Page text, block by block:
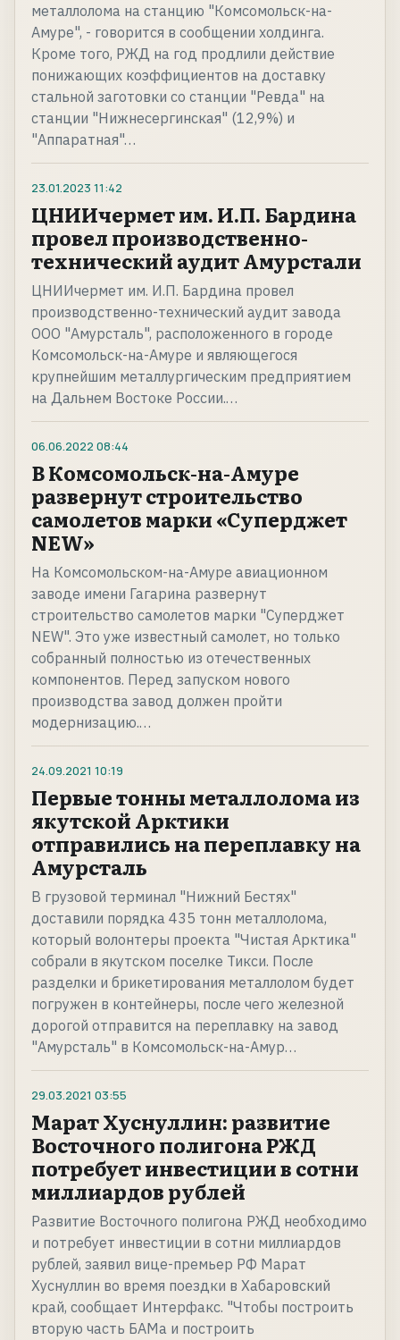
металлолома на станцию "Комсомольск-на-
Амуре", - говорится в сообщении холдинга.
Кроме того, РЖД на год продлили действие
понижающих коэффициентов на доставку
стальной заготовки со станции "Ревда" на
станции "Нижнесергинская" (12,9%) и
"Аппаратная"…
23.01.2023 11:42
ЦНИИчермет им. И.П. Бардина
провел производственно-
технический аудит Амурстали
ЦНИИчермет им. И.П. Бардина провел
производственно-технический аудит завода
ООО "Амурсталь", расположенного в городе
Комсомольск-на-Амуре и являющегося
крупнейшим металлургическим предприятием
на Дальнем Востоке России.…
06.06.2022 08:44
В Комсомольск-на-Амуре
развернут строительство
самолетов марки «Суперджет
NEW»
На Комсомольском-на-Амуре авиационном
заводе имени Гагарина развернут
строительство самолетов марки "Суперджет
NEW". Это уже известный самолет, но только
собранный полностью из отечественных
компонентов. Перед запуском нового
производства завод должен пройти
модернизацию.…
24.09.2021 10:19
Первые тонны металлолома из
якутской Арктики
отправились на переплавку на
Амурсталь
В грузовой терминал "Нижний Бестях"
доставили порядка 435 тонн металлолома,
который волонтеры проекта "Чистая Арктика"
собрали в якутском поселке Тикси. После
разделки и брикетирования металлолом будет
погружен в контейнеры, после чего железной
дорогой отправится на переплавку на завод
"Амурсталь" в Комсомольск-на-Амур…
29.03.2021 03:55
Марат Хуснуллин: развитие
Восточного полигона РЖД
потребует инвестиции в сотни
миллиардов рублей
Развитие Восточного полигона РЖД необходимо
и потребует инвестиции в сотни миллиардов
рублей, заявил вице-премьер РФ Марат
Хуснуллин во время поездки в Хабаровский
край, сообщает Интерфакс. "Чтобы построить
вторую часть БАМа и построить